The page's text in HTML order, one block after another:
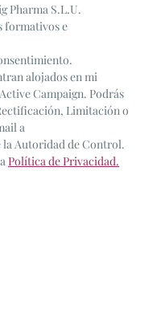
Pharma S.L.U.
formativos e
alojados en mi
Campaign. Podrás
Limitación o
a
Autoridad de Control.
Política de Privacidad.